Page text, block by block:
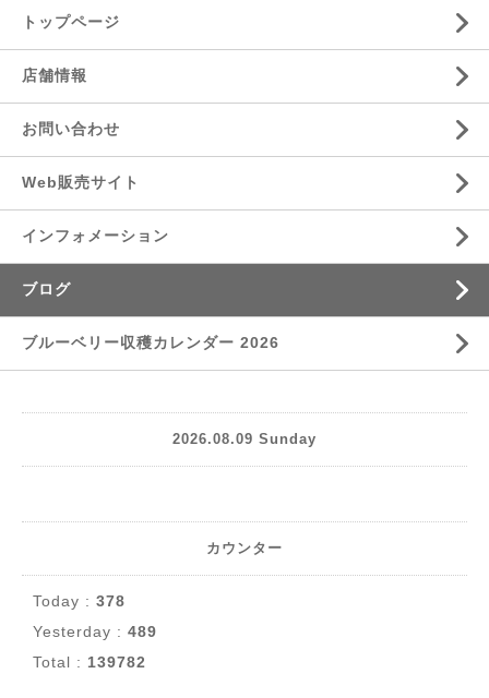
トップページ
店舗情報
お問い合わせ
Web販売サイト
インフォメーション
ブログ
ブルーベリー収穫カレンダー 2026
2026.08.09 Sunday
カウンター
Today : 378
Yesterday : 489
Total : 139782